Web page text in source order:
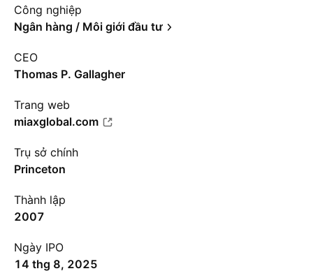
Công nghiệp
Ngân hàng / Môi giới đầu tư
CEO
Thomas P. Gallagher
Trang web
miaxglobal.com
Trụ sở chính
Princeton
Thành lập
2007
Ngày IPO
14 thg 8, 2025